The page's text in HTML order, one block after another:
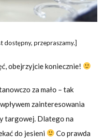
dostępny, przepraszamy.]
obejrzyjcie koniecznie!
za mało – tak
zainteresowania
targowej. Dlatego na
do jesieni
Co prawda